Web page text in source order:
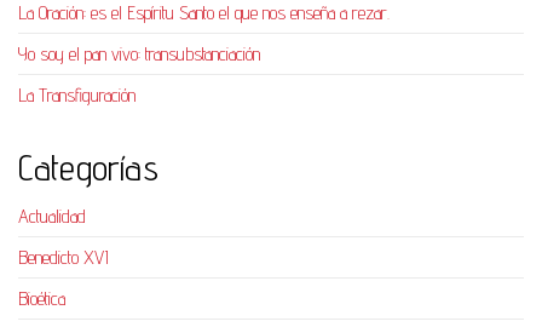
La Oración: es el Espíritu Santo el que nos enseña a rezar.
Yo soy el pan vivo: transubstanciación
La Transfiguración
Categorías
Actualidad
Benedicto XVI
Bioética